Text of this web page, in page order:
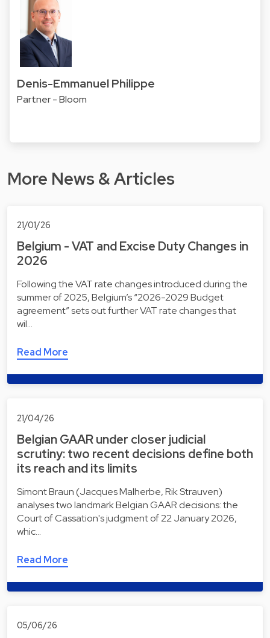
Denis-Emmanuel Philippe
Partner - Bloom
More News & Articles
21/01/26
Belgium - VAT and Excise Duty Changes in
2026
Following the VAT rate changes introduced during the
summer of 2025, Belgium’s “2026-2029 Budget
agreement” sets out further VAT rate changes that
wil…
Read More
21/04/26
Belgian GAAR under closer judicial
scrutiny: two recent decisions define both
its reach and its limits
Simont Braun (Jacques Malherbe, Rik Strauven)
analyses two landmark Belgian GAAR decisions: the
Court of Cassation's judgment of 22 January 2026,
whic…
Read More
05/06/26